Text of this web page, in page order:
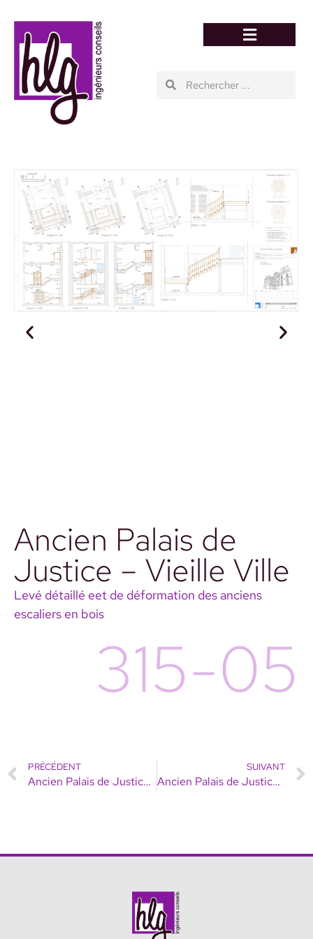
Ancien Palais de
Justice – Vieille Ville
Levé détaillé eet de déformation des anciens
escaliers en bois
315-05
PRÉCÉDENT
Ancien Palais de Justice – Vieille Ville
SUIVANT
Ancien Palais de Justice – Vieille Ville